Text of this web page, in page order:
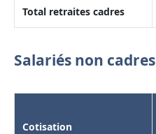
Total retraites cadres
Salariés non cadres
Cotisation